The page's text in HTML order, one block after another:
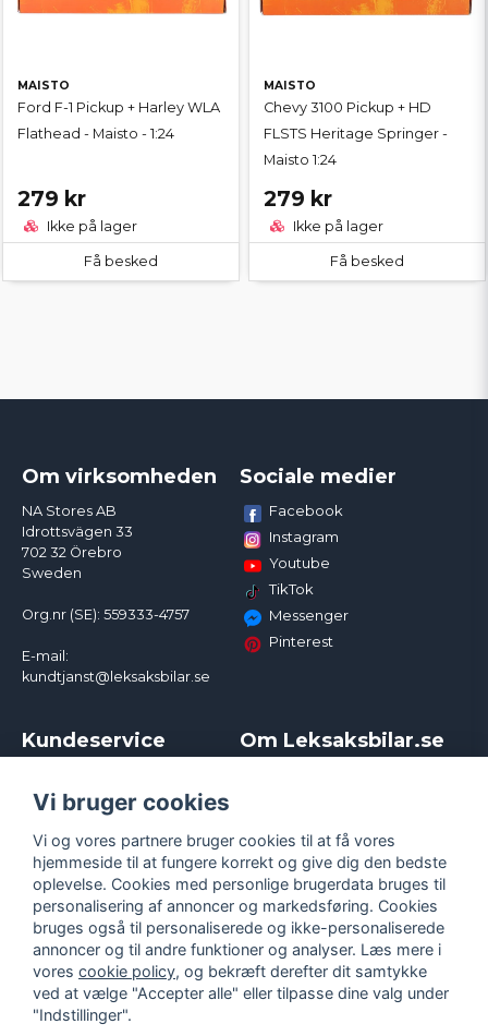
MAISTO
Ford F-1 Pickup + Harley WLA
Flathead - Maisto - 1:24
279 kr
Ikke på lager
Få besked
MAISTO
Chevy 3100 Pickup + HD
FLSTS Heritage Springer -
Maisto 1:24
279 kr
Ikke på lager
Få besked
Om virksomheden
NA Stores AB
Idrottsvägen 33
702 32 Örebro
Sweden
Org.nr (SE): 559333-4757
E-mail:
kundtjanst@leksaksbilar.se
Sociale medier
Facebook
Instagram
Youtube
TikTok
Messenger
Pinterest
Kundeservice
Kampagner og rabatter
Reklamation
Policy chase cars
Returnera
Logga in
Om Leksaksbilar.se
Handelsbetingelser
Persondatapolitik
Cookies
Vi bruger cookies
Vi og vores partnere bruger cookies til at få vores
hjemmeside til at fungere korrekt og give dig den bedste
oplevelse. Cookies med personlige brugerdata bruges til
personalisering af annoncer og markedsføring. Cookies
bruges også til personaliserede og ikke-personaliserede
annoncer og til andre funktioner og analyser. Læs mere i
vores cookie policy, og bekræft derefter dit samtykke
ved at vælge "Accepter alle" eller tilpasse dine valg under
"Indstillinger".